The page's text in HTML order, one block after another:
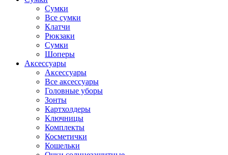
Сумки
Все сумки
Клатчи
Рюкзаки
Сумки
Шоперы
Аксессуары
Аксессуары
Все аксессуары
Головные уборы
Зонты
Картхолдеры
Ключницы
Комплекты
Косметички
Кошельки